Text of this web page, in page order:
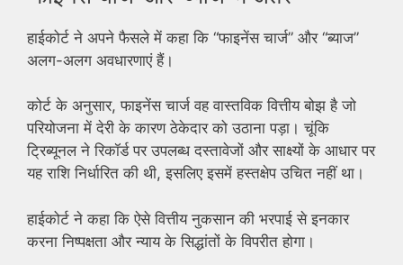
हाईकोर्ट ने अपने फैसले में कहा कि “फाइनेंस चार्ज” और “ब्याज”
अलग-अलग अवधारणाएं हैं।
कोर्ट के अनुसार, फाइनेंस चार्ज वह वास्तविक वित्तीय बोझ है जो
परियोजना में देरी के कारण ठेकेदार को उठाना पड़ा। चूंकि
ट्रिब्यूनल ने रिकॉर्ड पर उपलब्ध दस्तावेजों और साक्ष्यों के आधार पर
यह राशि निर्धारित की थी, इसलिए इसमें हस्तक्षेप उचित नहीं था।
हाईकोर्ट ने कहा कि ऐसे वित्तीय नुकसान की भरपाई से इनकार
करना निष्पक्षता और न्याय के सिद्धांतों के विपरीत होगा।